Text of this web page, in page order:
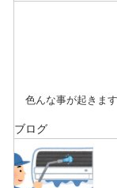
色んな事が起きます
ブログ